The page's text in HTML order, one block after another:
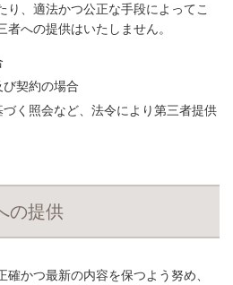
り、適法かつ公正な手段によってこ
への提供はいたしません。
契約の場合
く照会など、法令により第三者提供
の提供
かつ最新の内容を保つよう努め、